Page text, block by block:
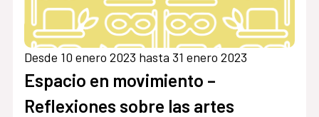
Desde 10 enero 2023 hasta 31 enero 2023
Espacio en movimiento –
Reflexiones sobre las artes